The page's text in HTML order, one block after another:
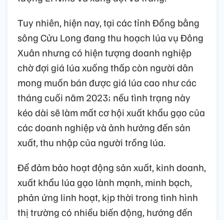
Tuy nhiên, hiện nay, tại các tỉnh Đồng bằng
sông Cửu Long đang thu hoạch lúa vụ Đông
Xuân nhưng có hiện tượng doanh nghiệp
chờ đợi giá lúa xuống thấp còn người dân
mong muốn bán được giá lúa cao như các
tháng cuối năm 2023; nếu tình trạng này
kéo dài sẽ làm mất cơ hội xuất khẩu gạo của
các doanh nghiệp và ảnh hưởng đến sản
xuất, thu nhập của người trồng lúa.
Để đảm bảo hoạt động sản xuất, kinh doanh,
xuất khẩu lúa gạo lành mạnh, minh bạch,
phản ứng linh hoạt, kịp thời trong tình hình
thị trường có nhiều biến động, hướng đến